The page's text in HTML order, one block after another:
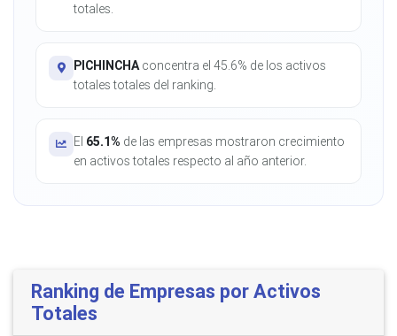
totales.
PICHINCHAconcentra el 45.6% de los activos
totales totales del ranking.
El 65.1% de las empresas mostraron crecimiento
en activos totales respecto al año anterior.
Ranking de Empresas por Activos
Totales